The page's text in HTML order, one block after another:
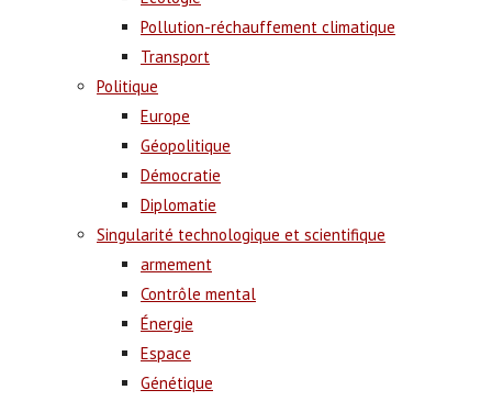
Pollution-réchauffement climatique
Transport
Politique
Europe
Géopolitique
Démocratie
Diplomatie
Singularité technologique et scientifique
armement
Contrôle mental
Énergie
Espace
Génétique